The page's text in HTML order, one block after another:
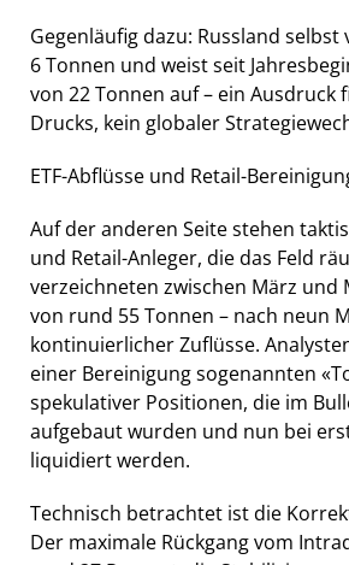
Gegenläufig dazu: Russland
6 Tonnen und weist seit
von 22 Tonnen auf – ein Ausdruck
Drucks, kein globaler
ETF-Abflüsse und Retail-
Auf der anderen Seite stehen
und Retail-Anleger, die das Feld
verzeichneten zwischen März und
von rund 55 Tonnen – nach neun
kontinuierlicher Zuflüsse.
einer Bereinigung sogenannten
spekulativer Positionen, die im
aufgebaut wurden und nun bei
liquidiert werden.
Technisch betrachtet ist die
Der maximale Rückgang vom